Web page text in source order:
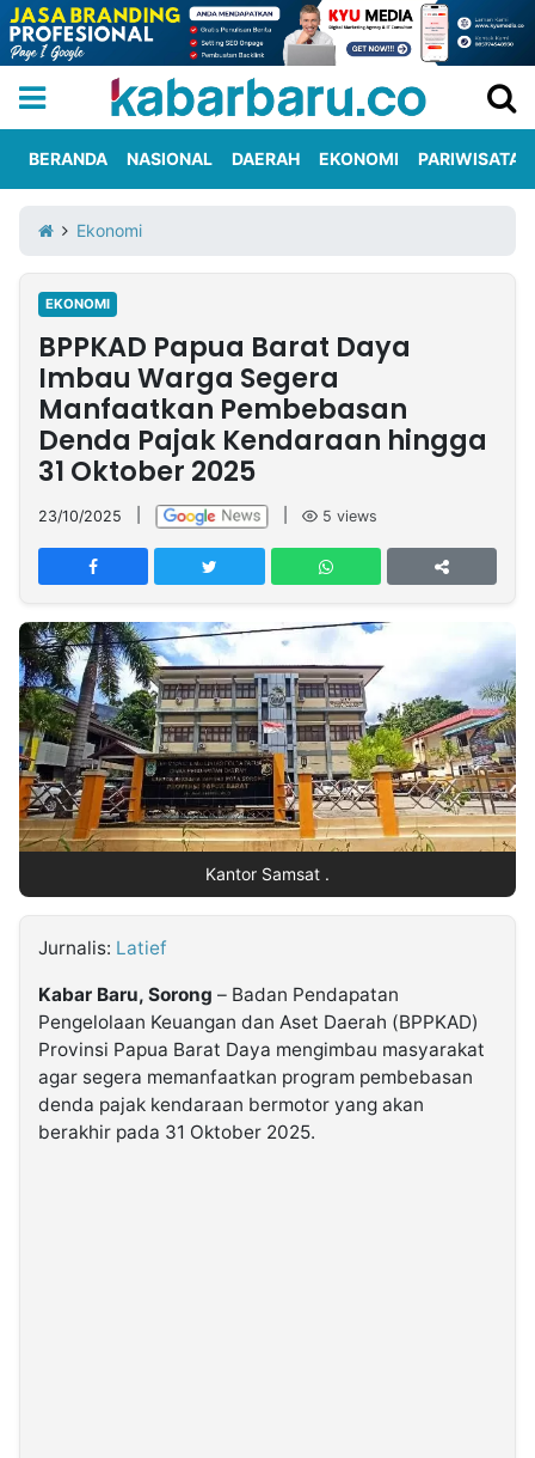
Iklan
Berita
Kami
Nasional
International
Olahraga
Entertainment
Daerah
Pariwisata
Kuliner
Kolom
Network
TREETAN
INDONESIA
Partner
Insight
NTB
Suara
Time
Lens
IDN
Daily
Jogja
Jalan
Rakyat
Idealita
News
Kita
Notice
Dinamikapost.com
Radar
Baru
Seedbacklink
Follow
Kabarbaru
Kabarbaru.co
BERANDA NASIONAL DAERAH EKONOMI PARIWISATA
Ekonomi
EKONOMI
BPPKAD Papua Barat Daya
Imbau Warga Segera
Manfaatkan Pembebasan
Denda Pajak Kendaraan hingga
31 Oktober 2025
23/10/2025 5 views
Kantor Samsat .
Jurnalis: Latief
Kabar Baru, Sorong – Badan Pendapatan
Pengelolaan Keuangan dan Aset Daerah (BPPKAD)
Provinsi Papua Barat Daya mengimbau masyarakat
agar segera memanfaatkan program pembebasan
denda pajak kendaraan bermotor yang akan
berakhir pada 31 Oktober 2025.